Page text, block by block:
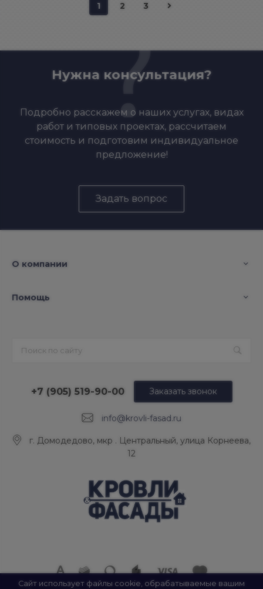
1 2 3
Нужна консультация?
Подробно расскажем о наших услугах, видах
работ и типовых проектах, рассчитаем
стоимость и подготовим индивидуальное
предложение!
Задать вопрос
О компании
Помощь
info@krovli-fasad.ru
+7 (905) 519-90-00
г. Домодедово, мкр . Центральный, улица Корнеева,
12
Заказать звонок
Сайт использует файлы cookie, обрабатываемые вашим